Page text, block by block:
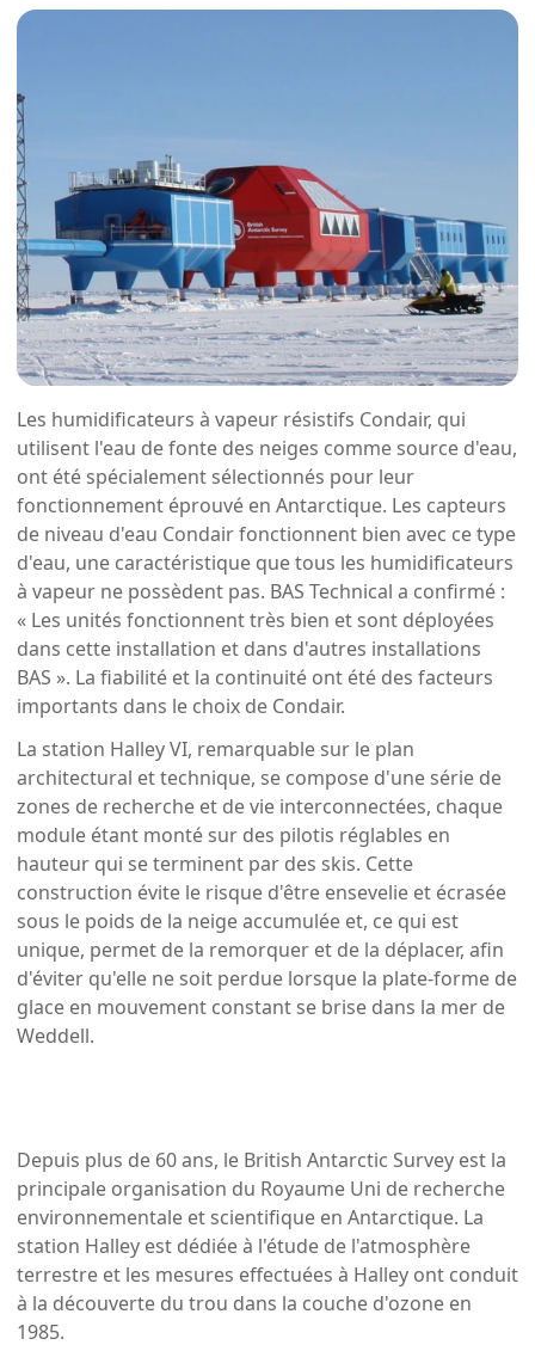
Les humidificateurs à vapeur résistifs Condair, qui
utilisent l'eau de fonte des neiges comme source d'eau,
ont été spécialement sélectionnés pour leur
fonctionnement éprouvé en Antarctique. Les capteurs
de niveau d'eau Condair fonctionnent bien avec ce type
d'eau, une caractéristique que tous les humidificateurs
à vapeur ne possèdent pas. BAS Technical a confirmé :
« Les unités fonctionnent très bien et sont déployées
dans cette installation et dans d'autres installations
BAS ». La fiabilité et la continuité ont été des facteurs
importants dans le choix de Condair.
La station Halley VI, remarquable sur le plan
architectural et technique, se compose d'une série de
zones de recherche et de vie interconnectées, chaque
module étant monté sur des pilotis réglables en
hauteur qui se terminent par des skis. Cette
construction évite le risque d'être ensevelie et écrasée
sous le poids de la neige accumulée et, ce qui est
unique, permet de la remorquer et de la déplacer, afin
d'éviter qu'elle ne soit perdue lorsque la plate-forme de
glace en mouvement constant se brise dans la mer de
Weddell.
Depuis plus de 60 ans, le British Antarctic Survey est la
principale organisation du Royaume Uni de recherche
environnementale et scientifique en Antarctique. La
station Halley est dédiée à l'étude de l'atmosphère
terrestre et les mesures effectuées à Halley ont conduit
à la découverte du trou dans la couche d'ozone en
1985.